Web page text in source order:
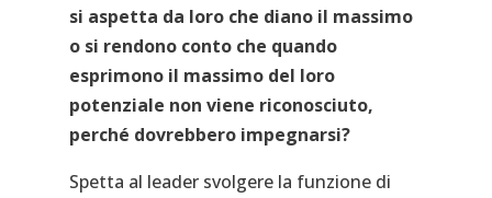
si aspetta da loro che diano il massimo
o si rendono conto che quando
esprimono il massimo del loro
potenziale non viene riconosciuto,
perché dovrebbero impegnarsi?
Spetta al leader svolgere la funzione di